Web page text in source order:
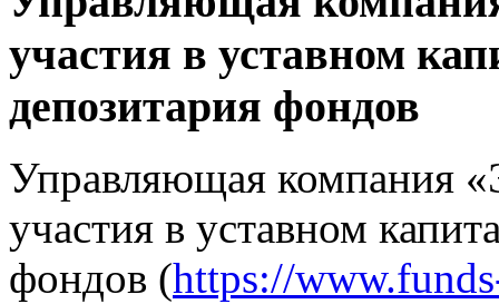
участия в уставном
депозитария фондов
Управляющая компания
участия в уставном
фондов (https://